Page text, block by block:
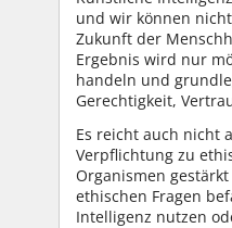
und wir können nicht
Zukunft der
Ergebnis wird nur
handeln und
Gerechtigkeit,
Es reicht auch nicht
Verpflichtung zu
Organismen
ethischen Fragen
Intelligenz nutzen